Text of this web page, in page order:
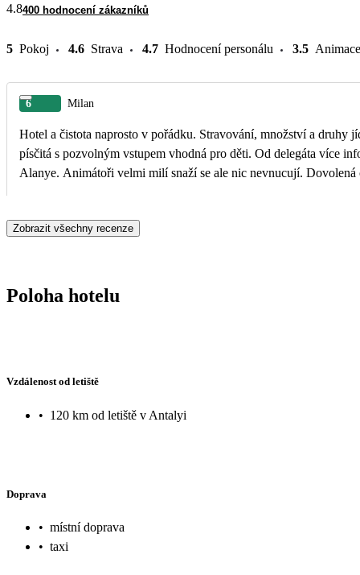
4.8400 hodnocení zákazníků
5 Pokoj 4.6 Strava 4.7 Hodnocení personálu 3.5 Animace
6 Milan
Hotel a čistota naprosto v pořádku. Stravování, množství a druhy
písčitá s pozvolným vstupem vhodná pro děti. Od delegáta více informací o konkrétním hotelu odjezdy dolmuše přímo od hotelů možné v určitých hodinách jak do Konakli tak i do
Alanye. Animátoři velmi milí snaží se ale nic nevnucují. Dovolená
Zobrazit všechny recenze
Poloha hotelu
Vzdálenost od letiště
• 120 km od letiště v Antalyi
Doprava
• místní doprava
• taxi